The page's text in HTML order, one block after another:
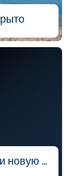
790 000 тонн материалов получили новую жизнь